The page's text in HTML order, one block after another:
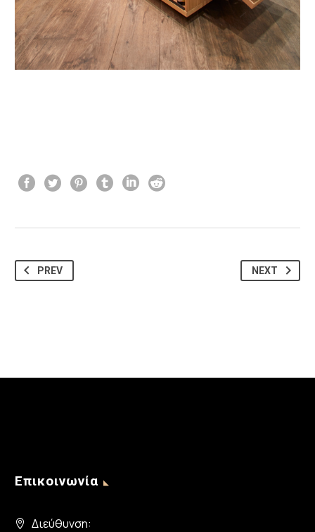
PREV NEXT
Επικοινωνία
Διεύθυνση: